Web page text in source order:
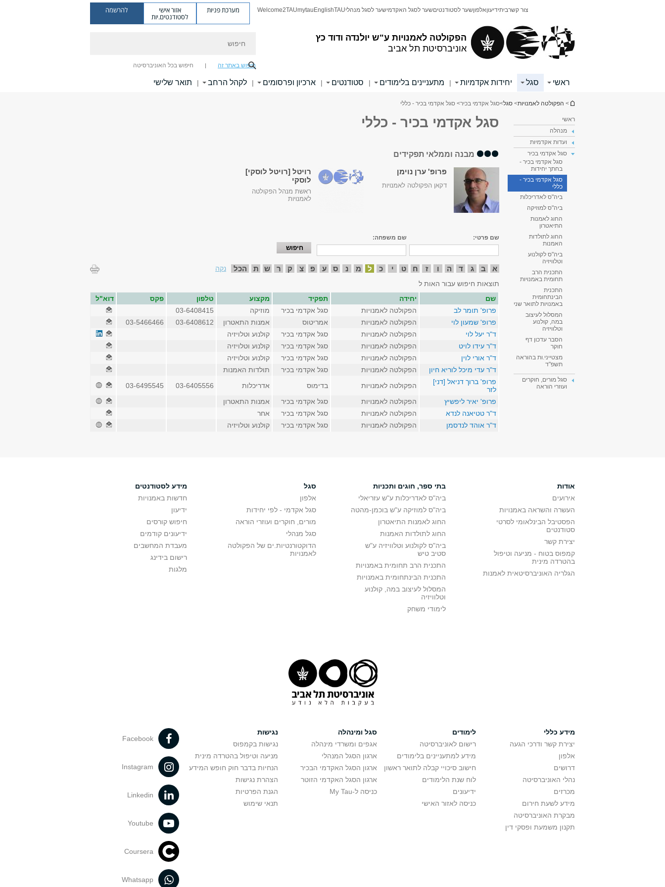
הפקולטה לאמנויות ע"ש יולנדה ודוד כץ
אוניברסיטת תל אביב
צור קשרביתידיעוןאלפוןשער לסטודנטיםשער לסגל האקדמישער לסגל מנהליTAU
English
mytau
Welcome2TAU מערכת פניות אזור אישי
לסטודנטים.יות
להרשמה
חיפוש באתר זה חיפוש בכל האוניברסיטה
ראשי סגל יחידות אקדמיות | מתעניינים בלימודים | סטודנטים | ארכיון ופרסומים | לקהל הרחב | תואר שלישי
הינך נמצא כאן
> הפקולטה לאמנויות> סגל>סגל אקדמי בכיר> סגל אקדמי בכיר - כללי
ראשי
מנהלה
ועדות אקדמיות
סגל אקדמי בכיר
סגל אקדמי בכיר -
בחתך יחידות
סגל אקדמי בכיר -
כללי
ביה"ס לאדריכלות
ביה"ס למוזיקה
החוג לאמנות
התיאטרון
החוג לתולדות
האמנות
ביה"ס לקולנוע
וטלוויזיה
התכנית הרב
תחומית באמנויות
התכנית
הבינתחומית
באמנויות לתואר שני
המסלול לעיצוב
במה, קולנוע
וטלוויזיה
הסבר עדכון דף
חוקר
מצטייני.ות בהוראה
תשפ"ד
סגל מורים, חוקרים
ועוזרי הוראה
סגל אקדמי בכיר - כללי
מבנה וממלאי תפקידים
פרופ' ערן נוימן
דקאן הפקולטה לאמנויות
רויטל [רויטל לוסקי]
לוסקי
ראשת מנהל הפקולטה
לאמנויות
שם פרטי: שם משפחה:
א ב ג ד ה ו ז ח ט י כ ל מ נ ס ע פ צ ק ר ש ת הכל
נקה
תוצאות חיפוש עבור האות ל
שם
יחידה תפקיד מקצוע טלפון פקס
דוא"ל
פרופ' תומר לב
הפקולטה לאמנויות סגל אקדמי בכיר מוזיקה
03-6408415
פרופ' שמעון לוי
הפקולטה לאמנויות אמריטוס אמנות התאטרון 03-6408612
03-5466466
ד"ר יעל לוי
הפקולטה לאמנויות סגל אקדמי בכיר
קולנוע וטלויזיה
ד"ר עידו לויט
הפקולטה לאמנויות סגל אקדמי בכיר
קולנוע וטלויזיה
ד"ר אורי לוין
הפקולטה לאמנויות סגל אקדמי בכיר
קולנוע וטלויזיה
ד"ר עדי מיכל לוריא חיון
הפקולטה לאמנויות סגל אקדמי בכיר
תולדות האמנות
פרופ' ברוך דניאל [דני]
לזר
הפקולטה לאמנויות בדימוס אדריכלות 03-6405556
03-6495545
פרופ' יאיר ליפשיץ
הפקולטה לאמנויות סגל אקדמי בכיר
אמנות התאטרון
ד"ר טטיאנה לנדא
הפקולטה לאמנויות סגל אקדמי בכיר
אחר
ד"ר אוהד לנדסמן
הפקולטה לאמנויות סגל אקדמי בכיר קולנוע וטלויזיה
אודות
אירועים
העשרה והשראה באמנויות
הפסטיבל הבינלאומי לסרטי
סטודנטים
יצירת קשר
קמפוס בטוח - מניעה וטיפול
בהטרדה מינית
הגלריה האוניברסיטאית לאמנות
בתי ספר, חוגים ותכניות
ביה"ס לאדריכלות ע"ש עזריאלי
ביה"ס למוזיקה ע"ש בוכמן-מהטה
החוג לאמנות התיאטרון
החוג לתולדות האמנות
ביה"ס לקולנוע וטלוויזיה ע"ש
סטיב טיש
התכנית הרב תחומית באמנויות
התכנית הבינתחומית באמנויות
המסלול לעיצוב במה, קולנוע
וטלוויזיה
לימודי משחק
סגל
אלפון
סגל אקדמי - לפי יחידות
מורים, חוקרים ועוזרי הוראה
סגל מנהלי
הדוקטורנטיות.ים של הפקולטה
לאמנויות
מידע לסטודנטים
חדשות באמנויות
ידיעון
חיפוש קורסים
ידיעונים קודמים
מעבדת המחשבים
רישום בידינג
מלגות
מידע כללי
יצירת קשר ודרכי הגעה
אלפון
דרושים
נהלי האוניברסיטה
מכרזים
מידע לשעת חירום
מבקרת האוניברסיטה
תקנון משמעת ופסקי דין
לימודים
רישום לאוניברסיטה
מידע למתעניינים בלימודים
חישוב סיכויי קבלה לתואר ראשון
לוח שנת הלימודים
ידיעונים
כניסה לאזור האישי
סגל ומינהלה
אגפים ומשרדי מינהלה
ארגון הסגל המנהלי
ארגון הסגל האקדמי הבכיר
ארגון הסגל האקדמי הזוטר
כניסה ל-My Tau
נגישות
נגישות בקמפוס
מניעה וטיפול בהטרדה מינית
הנחיות בדבר חוק חופש המידע
הצהרת נגישות
הגנת הפרטיות
תנאי שימוש
Facebook
Instagram
Linkedin
Youtube
Coursera
Whatsapp